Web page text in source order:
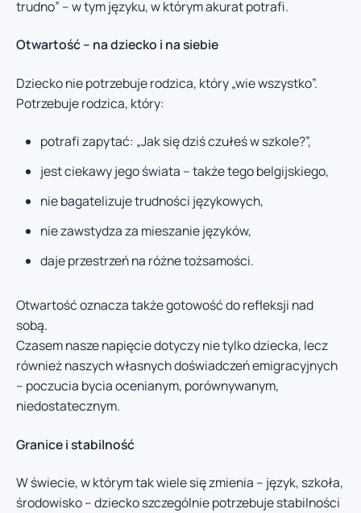
trudno” – w tym języku, w którym akurat potrafi.
Otwartość – na dziecko i na siebie
Dziecko nie potrzebuje rodzica, który „wie wszystko”.
Potrzebuje rodzica, który:
potrafi zapytać: „Jak się dziś czułeś w szkole?”,
jest ciekawy jego świata – także tego belgijskiego,
nie bagatelizuje trudności językowych,
nie zawstydza za mieszanie języków,
daje przestrzeń na różne tożsamości.
Otwartość oznacza także gotowość do refleksji nad
sobą.
Czasem nasze napięcie dotyczy nie tylko dziecka, lecz
również naszych własnych doświadczeń emigracyjnych
– poczucia bycia ocenianym, porównywanym,
niedostatecznym.
Granice i stabilność
W świecie, w którym tak wiele się zmienia – język, szkoła,
środowisko – dziecko szczególnie potrzebuje stabilności